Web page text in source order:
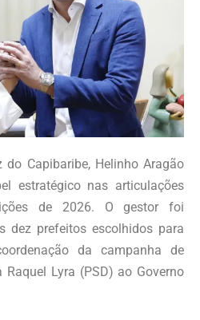
do Capibaribe, Helinho Aragão
estratégico nas articulações
de 2026. O gestor foi
dez prefeitos escolhidos para
da campanha de
Raquel Lyra (PSD) ao Governo